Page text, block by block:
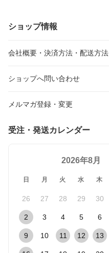
力 厨房洗剤 グリースト
ラップ 大容量
ショップ情報
会社概要・決済方法・配送方法
ショップへ問い合わせ
メルマガ登録・変更
受注・発送カレンダー
2026年8月
日 月 火 水 木
26 27 28 29 30
2 3 4 5 6
9 10 11 12 13